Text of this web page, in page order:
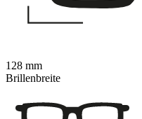
128 mm
Brillenbreite